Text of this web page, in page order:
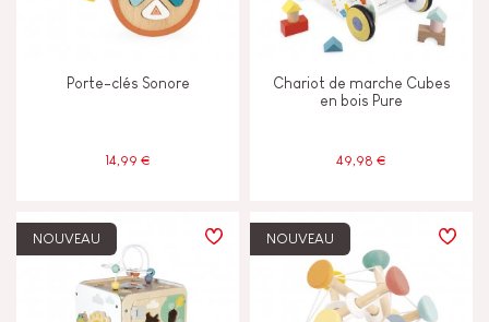
Porte-clés Sonore
14,99 €
Chariot de marche Cubes
en bois Pure
49,98 €
NOUVEAU NOUVEAU